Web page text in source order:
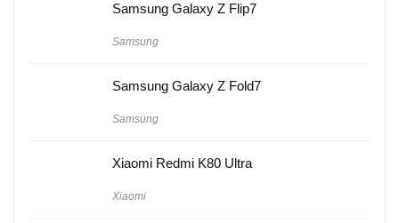
Samsung Galaxy Z Flip7
Samsung
Samsung Galaxy Z Fold7
Samsung
Xiaomi Redmi K80 Ultra
Xiaomi